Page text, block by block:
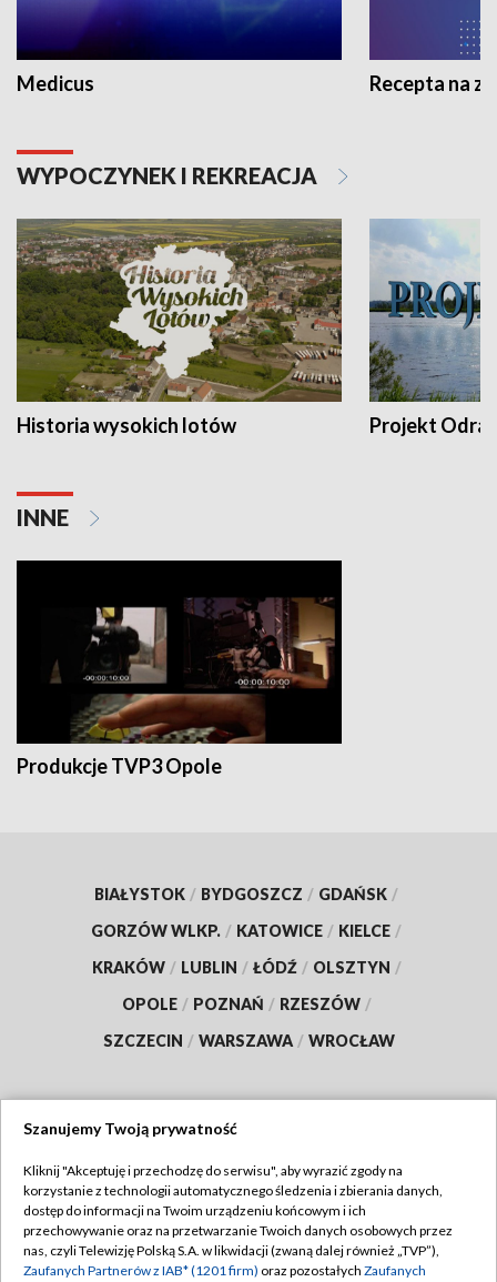
Medicus Recepta na
WYPOCZYNEK I REKREACJA
Historia wysokich lotów Projekt Odra
INNE
Produkcje TVP3 Opole
BIAŁYSTOK / BYDGOSZCZ / GDAŃSK /
GORZÓW WLKP. / KATOWICE / KIELCE /
KRAKÓW / LUBLIN / ŁÓDŹ / OLSZTYN /
OPOLE / POZNAŃ / RZESZÓW /
SZCZECIN / WARSZAWA / WROCŁAW
TVP
Abonament TVP
Emisja w TVP
Regulamin TVP
Polityka prywatności
Szanujemy Twoją prywatność
Kliknij "Akceptuję i przechodzę do serwisu", aby wyrazić zgody na
korzystanie z technologii automatycznego śledzenia i zbierania danych,
dostęp do informacji na Twoim urządzeniu końcowym i ich
przechowywanie oraz na przetwarzanie Twoich danych osobowych przez
nas, czyli Telewizję Polską S.A. w likwidacji (zwaną dalej również „TVP”),
Zaufanych Partnerów z IAB* (1201 firm) oraz pozostałych Zaufanych